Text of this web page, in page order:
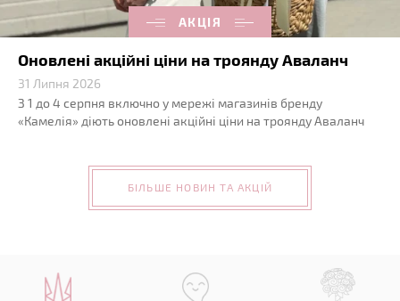
АКЦІЯ
Оновлені акційні ціни на троянду Аваланч
31 Липня 2026
З 1 до 4 серпня включно у мережі магазинів бренду
«Камелія» діють оновлені акційні ціни на троянду Аваланч
БІЛЬШЕ НОВИН ТА АКЦІЙ